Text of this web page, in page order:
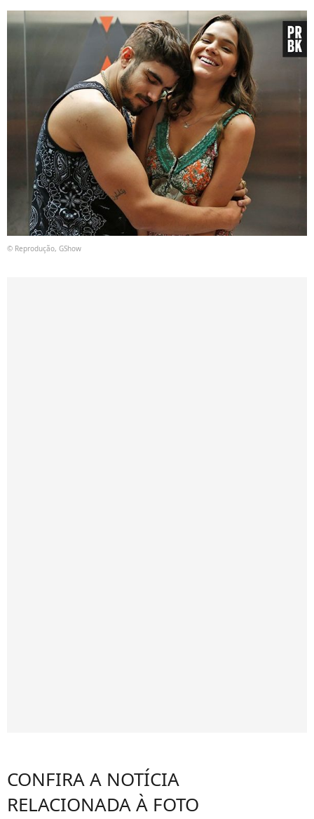
© Reprodução, GShow
CONFIRA A NOTÍCIA
RELACIONADA À FOTO